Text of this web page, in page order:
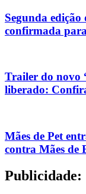
Segunda
confirmada
Trailer do novo
liberado:
Mães de Pet
contra Mães de
Publicidade: